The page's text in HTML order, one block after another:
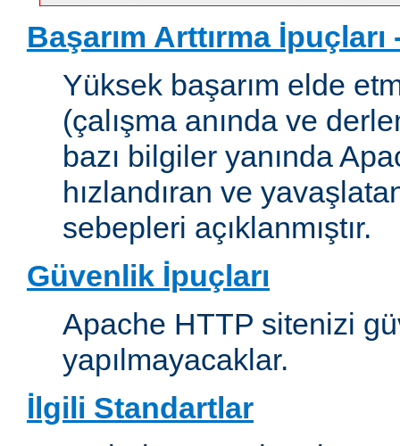
Başarım Arttırma
Yüksek başarım elde
(çalışma anında ve
bazı bilgiler yanında
hızlandıran ve
sebepleri açıklanmıştır.
Güvenlik İpuçları
Apache HTTP sitenizi
yapılmayacaklar.
İlgili Standartlar